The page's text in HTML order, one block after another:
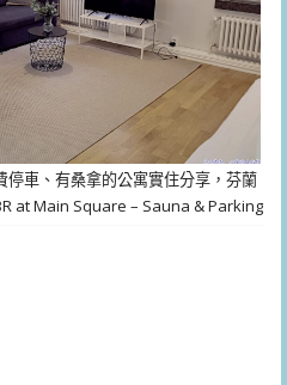
車、有桑拿的公寓實住分享，芬蘭
at Main Square – Sauna & Parking